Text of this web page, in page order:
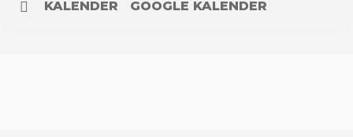
KALENDER GOOGLE KALENDER